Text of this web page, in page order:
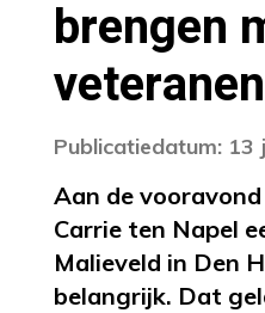
brengen
veteranen
Publicatiedatum: 13
Aan de
Carrie ten Napel
Malieveld in Den
belangrijk. Dat